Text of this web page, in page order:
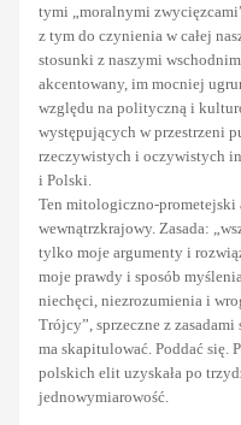
tymi „moralnymi
z tym do czynienia w całej
stosunki z naszymi
akcentowany, im mocniej
względu na polityczną i
występujących w przestrzeni
rzeczywistych i oczywistych
i Polski.
Ten mitologiczno-prometejski
wewnątrzkrajowy. Zasada:
tylko moje argumenty i
moje prawdy i sposób
niechęci, niezrozumienia i
Trójcy”, sprzeczne z
ma skapitulować. Poddać się.
polskich elit uzyskała po
jednowymiarowość.